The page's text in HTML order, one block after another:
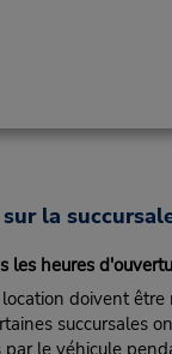
la
les heures
doivent
succursales